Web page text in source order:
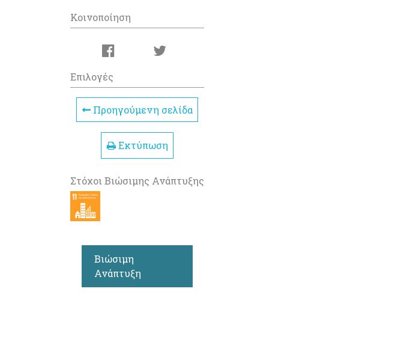
Κοινοποίηση
Επιλογές
Προηγούμενη σελίδα
Εκτύπωση
Στόχοι Βιώσιμης Ανάπτυξης
Βιώσιμη
Ανάπτυξη